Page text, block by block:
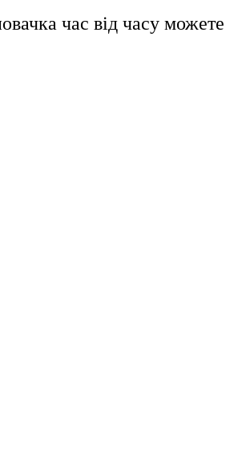
час від часу можете